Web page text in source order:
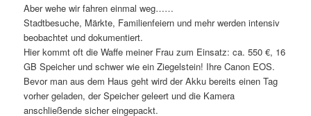
Aber wehe wir fahren einmal weg……
Stadtbesuche, Märkte, Familienfeiern und mehr werden intensiv
beobachtet und dokumentiert.
Hier kommt oft die Waffe meiner Frau zum Einsatz: ca. 550 €, 16
GB Speicher und schwer wie ein Ziegelstein! Ihre Canon EOS.
Bevor man aus dem Haus geht wird der Akku bereits einen Tag
vorher geladen, der Speicher geleert und die Kamera
anschließende sicher eingepackt.